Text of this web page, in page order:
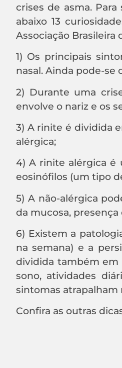
crises de asma.
abaixo 13
Associação Brasileira
1) Os principais
nasal. Ainda pode-se
2) Durante uma
envolve o nariz e os
3) A rinite é dividida
alérgica;
4) A rinite alérgica é
eosinófilos (um tipo
5) A não-alérgica
da mucosa,
6) Existem a
na semana) e a
dividida também em
sono, atividades
sintomas atrapalham
Confira as outras